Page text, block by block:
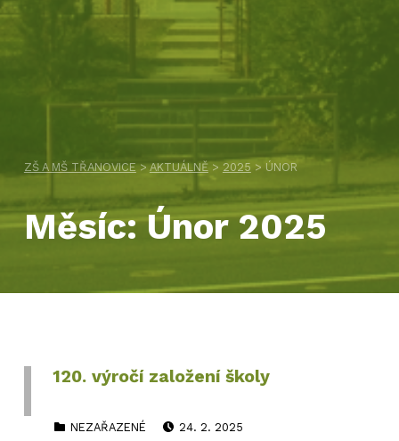
ZŠ A MŠ TŘANOVICE>AKTUÁLNĚ > 2025 > ÚNOR
Měsíc:Únor 2025
120. výročí založení školy
NEZAŘAZENÉ
24. 2. 2025